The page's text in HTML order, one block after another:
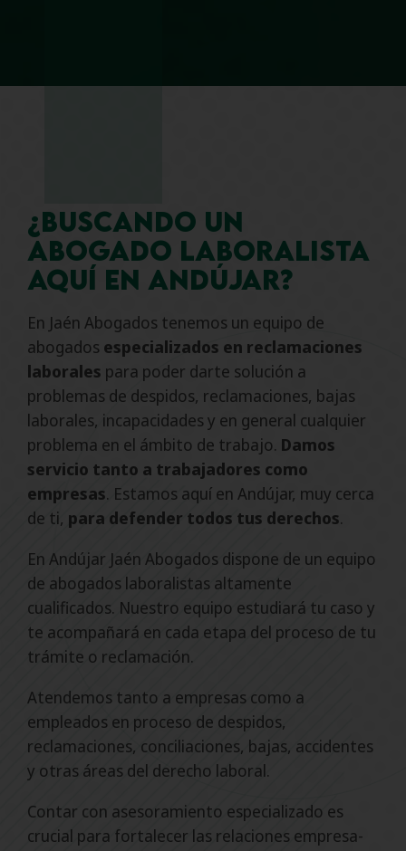
¿Buscando un
abogado laboralista
aquí en Andújar?
En Jaén Abogados tenemos un equipo de
abogados especializados en reclamaciones
laborales para poder darte solución a
problemas de despidos, reclamaciones, bajas
laborales, incapacidades y en general cualquier
problema en el ámbito de trabajo. Damos
servicio tanto a trabajadores como
empresas. Estamos aquí en Andújar, muy cerca
de ti, para defender todos tus derechos.
En Andújar Jaén Abogados dispone de un equipo
de abogados laboralistas altamente
cualificados. Nuestro equipo estudiará tu caso y
te acompañará en cada etapa del proceso de tu
trámite o reclamación.
Atendemos tanto a empresas como a
empleados en proceso de despidos,
reclamaciones, conciliaciones, bajas, accidentes
y otras áreas del derecho laboral.
Contar con asesoramiento especializado es
crucial para fortalecer las relaciones empresa-